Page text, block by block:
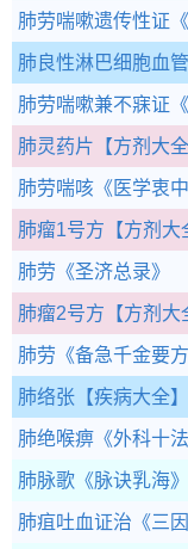
肺劳喘嗽遗传性证
肺良性淋巴细胞血
肺劳喘嗽兼不寐证
肺灵药片 【方剂大全
肺劳喘咳 《医学衷
肺瘤1号方 【方剂大
肺劳 《圣济总录》
肺瘤2号方 【方剂大
肺劳 《备急千金要方
肺络张 【疾病大全】
肺绝喉痹 《外科十法
肺脉歌 《脉诀乳海》
肺疽吐血证治 《三